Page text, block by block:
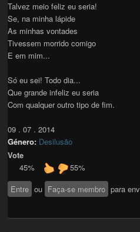
Talvez meio feliz eu seria!
Se, na minha lápide
As minhas vontades
Tivessem morrido comigo
E em mim...
Só eu sei! Todo dia...
Que grande infeliz eu seria
Com qualquer outro tipo de fim.
09 . 07 . 2014
Género: Desilusão
Vote
45%
55%
Entre ou Faça-se membro para